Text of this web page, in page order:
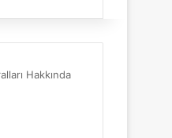
Hakkında